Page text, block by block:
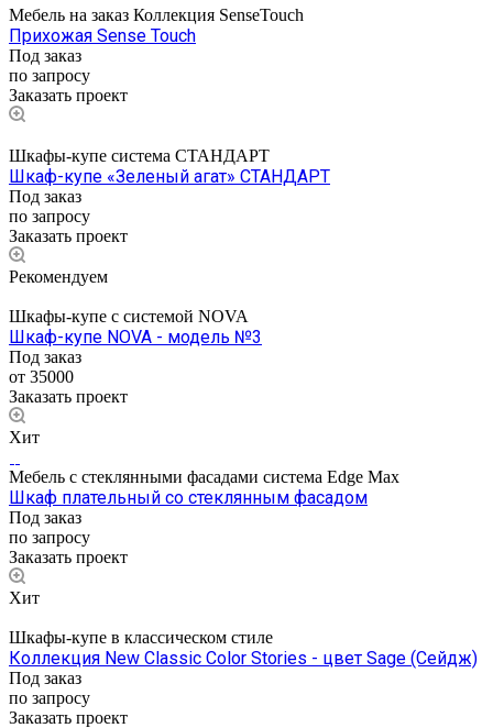
Мебель на заказ Коллекция SenseTouch
Прихожая Sense Touch
Под заказ
по запросу
Заказать проект
Шкафы-купе система СТАНДАРТ
Шкаф-купе «Зеленый агат» СТАНДАРТ
Под заказ
по запросу
Заказать проект
Рекомендуем
Шкафы-купе с системой NOVA
Шкаф-купе NOVA - модель №3
Под заказ
от 35000
Заказать проект
Хит
Мебель с стеклянными фасадами система Edge Max
Шкаф плательный со стеклянным фасадом
Под заказ
по запросу
Заказать проект
Хит
Шкафы-купе в классическом стиле
Коллекция New Classic Color Stories - цвет Sage (Сейдж)
Под заказ
по запросу
Заказать проект